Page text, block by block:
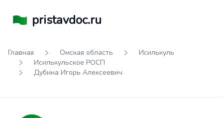
pristavdoc.ru
Главная Омская область
Исилькуль
Исилькульское РОСП
Дубина Игорь Алексеевич